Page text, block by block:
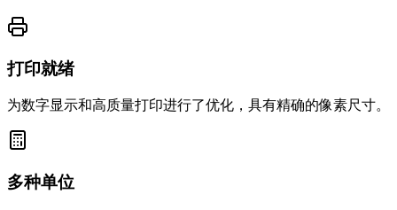
打印就绪
为数字显示和高质量打印进行了优化，具有精确的像素尺寸。
多种单位